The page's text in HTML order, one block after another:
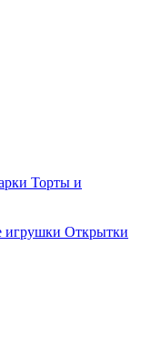
Торты и
игрушки Открытки